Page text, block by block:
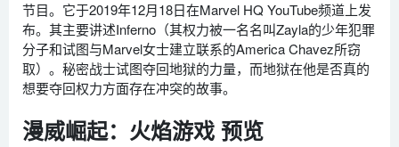
节目。它于2019年12月18日在Marvel HQ YouTube频道上发
布。其主要讲述Inferno（其权力被一名名叫Zayla的少年犯罪
分子和试图与Marvel女士建立联系的America Chavez所窃
取）。秘密战士试图夺回地狱的力量，而地狱在他是否真的
想要夺回权力方面存在冲突的故事。
漫威崛起：火焰游戏 预览